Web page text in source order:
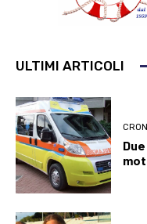
ULTIMI ARTICOLI